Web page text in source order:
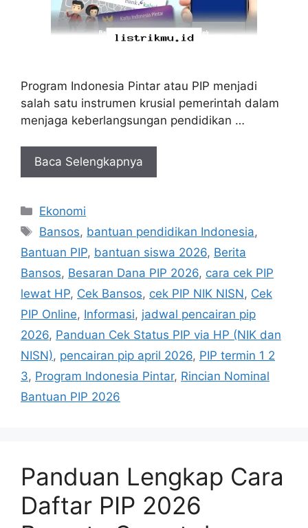
Program Indonesia Pintar atau PIP menjadi
salah satu instrumen krusial pemerintah dalam
menjaga keberlangsungan pendidikan …
Baca Selengkapnya
Kategori
Ekonomi
Tag
Bansos, bantuan pendidikan Indonesia,
Bantuan PIP, bantuan siswa 2026, Berita
Bansos, Besaran Dana PIP 2026, cara cek PIP
lewat HP, Cek Bansos, cek PIP NIK NISN, Cek
PIP Online, Informasi, jadwal pencairan pip
2026, Panduan Cek Status PIP via HP (NIK dan
NISN), pencairan pip april 2026, PIP termin 1 2
3, Program Indonesia Pintar, Rincian Nominal
Bantuan PIP 2026
Panduan Lengkap Cara
Daftar PIP 2026